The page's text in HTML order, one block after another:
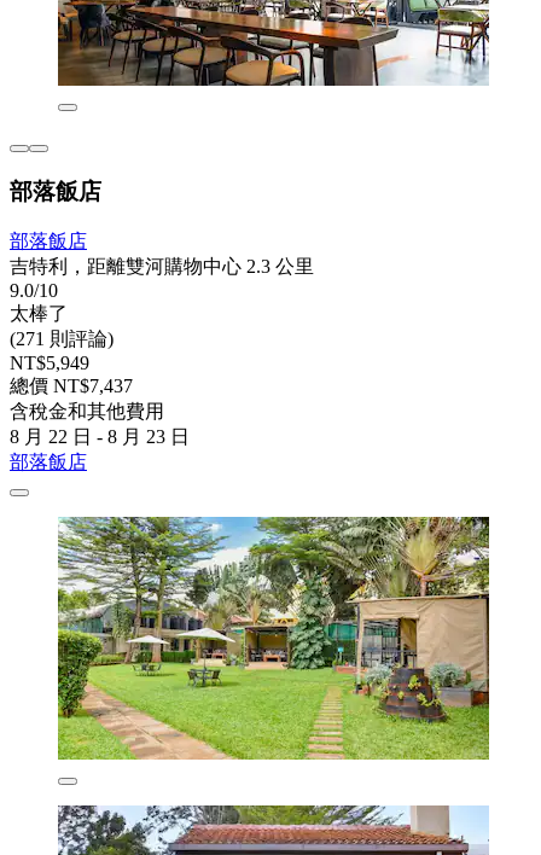
部落飯店
部落飯店
吉特利，距離雙河購物中心 2.3 公里
9.0/10
太棒了
(271 則評論)
NT$5,949
總價 NT$7,437
含稅金和其他費用
8 月 22 日 - 8 月 23 日
部落飯店